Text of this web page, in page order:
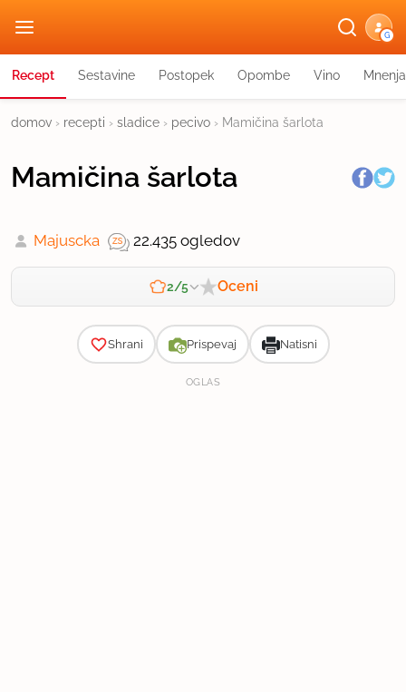
G
Recept Sestavine Postopek Opombe Vino Mnenja
domov › recepti › sladice › pecivo › Mamičina šarlota
Mamičina šarlota
Majuscka 22.435 ogledov
2/5 Oceni
Shrani Prispevaj Natisni
OGLAS